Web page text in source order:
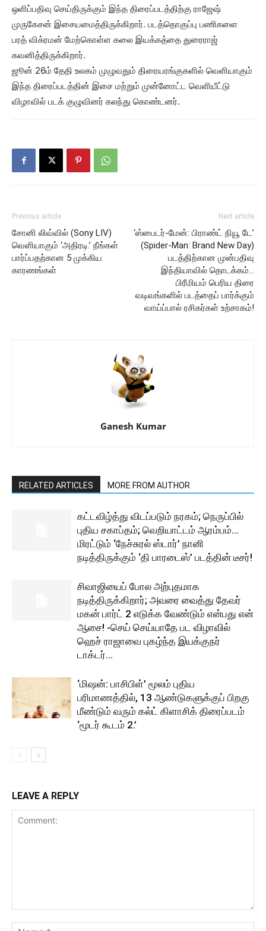
ஒளிப்பதிவு செய்திருக்கும் இந்த திரைப்படத்திற்கு ராஜேஷ்
முருகேசன் இசையமைத்திருக்கிறார். படத்தொகுப்பு பணிகளை
பரத் விக்ரமன் மேற்கொள்ள கலை இயக்கத்தை துரைராஜ்
கவனித்திருக்கிறார்.
ஜூன் 26ம் தேதி உலகம் முழுவதும் திரையரங்குகளில் வெளியாகும்
இந்த திரைப்படத்தின் இசை மற்றும் முன்னோட்ட வெளியீட்டு
விழாவில் படக் குழுவினர் கலந்து கொண்டனர்.
Previous article
சோனி லிவ்வில் (Sony LIV)
வெளியாகும் ‘அதிரடி.’ நீங்கள்
பார்ப்பதற்கான 5 முக்கிய
காரணங்கள்
Next article
‘ஸ்பைடர்-மேன்: பிராண்ட் நியூ டே’
(Spider-Man: Brand New Day)
படத்திற்கான முன்பதிவு
இந்தியாவில் தொடக்கம்…
பிரீமியம் பெரிய திரை
வடிவங்களில் படத்தைப் பார்க்கும்
வாய்ப்பால் ரசிகர்கள் உற்சாகம்!
Ganesh Kumar
RELATED ARTICLES MORE FROM AUTHOR
கட்டவிழ்த்து விடப்படும் நரகம்; நெருப்பில்
புதிய சகாப்தம்; வெறியாட்டம் ஆரம்பம்…
மிரட்டும் ‘நேச்சுரல் ஸ்டார்’ நானி
நடித்திருக்கும் ‘தி பாரடைஸ்’ படத்தின் டீசர்!
சிவாஜியைப் போல அற்புதமாக
நடித்திருக்கிறார்; அவரை வைத்து தேவர்
மகன் பார்ட் 2 எடுக்க வேண்டும் என்பது என்
ஆசை! -செய் செய்யாதே பட விழாவில்
ஹெச் ராஜாவை புகழ்ந்த இயக்குநர்
டாக்டர்...
‘மிஷன்: பாசிபிள்’ மூலம் புதிய
பரிமாணத்தில், 13 ஆண்டுகளுக்குப் பிறகு
மீண்டும் வரும் கல்ட் கிளாசிக் திரைப்படம்
‘மூடர் கூடம் 2.’
LEAVE A REPLY